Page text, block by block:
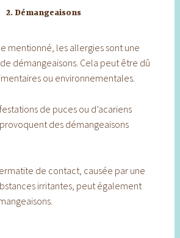
2. Démangeaisons
mentionné, les allergies sont une
démangeaisons. Cela peut être dû
ou environnementales.
de puces ou d’acariens
des démangeaisons
de contact, causée par une
irritantes, peut également